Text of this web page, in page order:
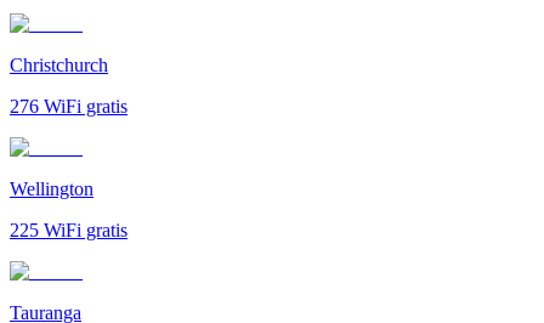
Christchurch
276 WiFi gratis
Wellington
225 WiFi gratis
Tauranga